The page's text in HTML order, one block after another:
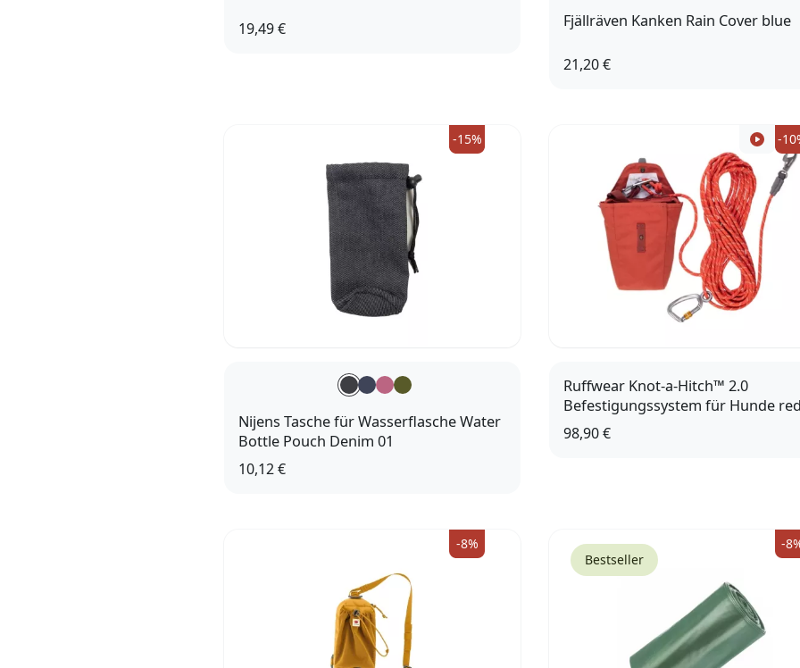
19,49 € Fjällräven Kanken Rain Cover blue
21,20 €
-15%
Nijens Tasche für Wasserflasche Water
Bottle Pouch Denim 01
10,12 €
-
Ruffwear Knot-a-Hitch™ 2.0
Befestigungssystem für Hunde
98,90 €
-8%
Bestseller
-